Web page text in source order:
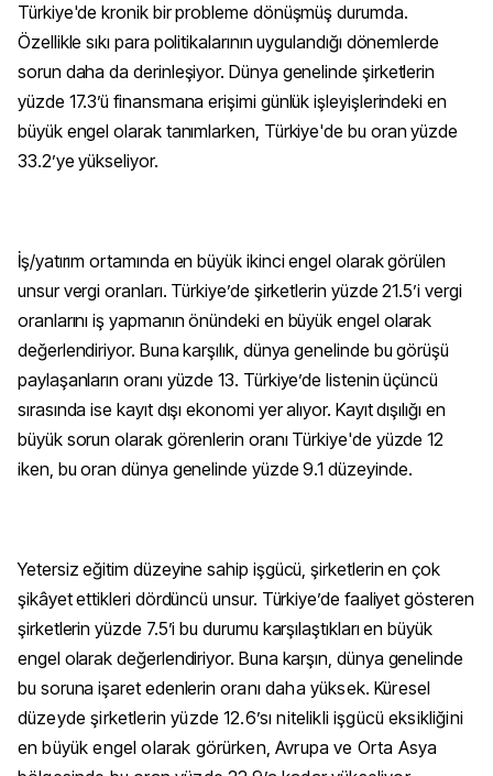
Türkiye'de kronik bir probleme dönüşmüş durumda.
Özellikle sıkı para politikalarının uygulandığı dönemlerde
sorun daha da derinleşiyor. Dünya genelinde şirketlerin
yüzde 17.3’ü finansmana erişimi günlük işleyişlerindeki en
büyük engel olarak tanımlarken, Türkiye'de bu oran yüzde
33.2’ye yükseliyor.
İş/yatırım ortamında en büyük ikinci engel olarak görülen
unsur vergi oranları. Türkiye’de şirketlerin yüzde 21.5’i vergi
oranlarını iş yapmanın önündeki en büyük engel olarak
değerlendiriyor. Buna karşılık, dünya genelinde bu görüşü
paylaşanların oranı yüzde 13. Türkiye’de listenin üçüncü
sırasında ise kayıt dışı ekonomi yer alıyor. Kayıt dışılığı en
büyük sorun olarak görenlerin oranı Türkiye'de yüzde 12
iken, bu oran dünya genelinde yüzde 9.1 düzeyinde.
Yetersiz eğitim düzeyine sahip işgücü, şirketlerin en çok
şikâyet ettikleri dördüncü unsur. Türkiye’de faaliyet gösteren
şirketlerin yüzde 7.5’i bu durumu karşılaştıkları en büyük
engel olarak değerlendiriyor. Buna karşın, dünya genelinde
bu soruna işaret edenlerinoranı daha yüksek. Küresel
düzeyde şirketlerin yüzde 12.6’sı nitelikli işgücü eksikliğini
en büyük engel olarak görürken, Avrupa ve Orta Asya